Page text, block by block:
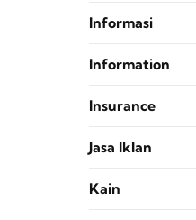
Informasi
Information
Insurance
Jasa Iklan
Kain